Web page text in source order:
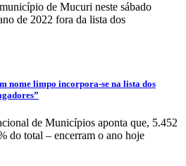
de Mucuri neste sábado
de 2022 fora da lista dos
nome limpo incorpora-se na lista dos
de Municípios aponta que, 5.452
do total – encerram o ano hoje